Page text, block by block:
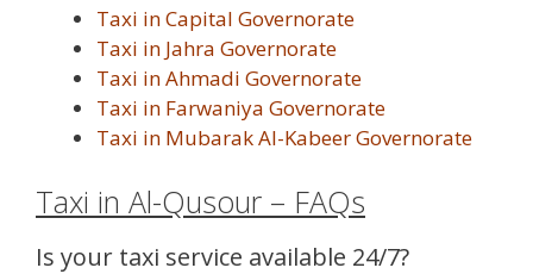
Taxi in Capital Governorate
Taxi in Jahra Governorate
Taxi in Ahmadi Governorate
Taxi in Farwaniya Governorate
Taxi in Mubarak Al-Kabeer Governorate
Taxi in Al-Qusour – FAQs
Is your taxi service available 24/7?